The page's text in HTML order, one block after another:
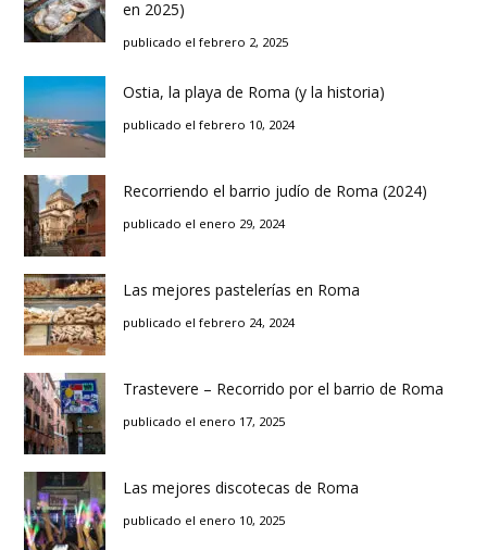
en 2025)
publicado el febrero 2, 2025
Ostia, la playa de Roma (y la historia)
publicado el febrero 10, 2024
Recorriendo el barrio judío de Roma (2024)
publicado el enero 29, 2024
Las mejores pastelerías en Roma
publicado el febrero 24, 2024
Trastevere – Recorrido por el barrio de Roma
publicado el enero 17, 2025
Las mejores discotecas de Roma
publicado el enero 10, 2025